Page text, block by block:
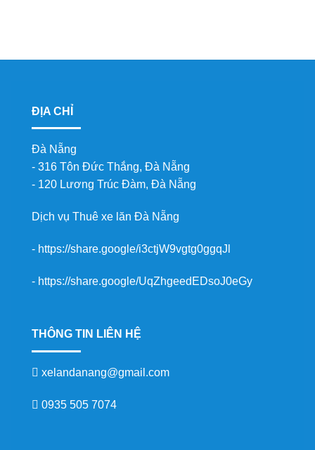
ĐỊA CHỈ
Đà Nẵng
- 316 Tôn Đức Thắng, Đà Nẵng
- 120 Lương Trúc Đàm, Đà Nẵng
Dịch vụ Thuê xe lăn Đà Nẵng
- https://share.google/i3ctjW9vgtg0ggqJl
- https://share.google/UqZhgeedEDsoJ0eGy
THÔNG TIN LIÊN HỆ
xelandanang@gmail.com
0935 505 7074